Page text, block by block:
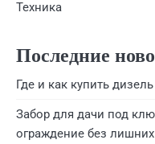
Техника
Последние
Где и как купить
Забор для дачи под
ограждение без